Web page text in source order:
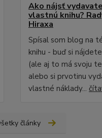
Ako nájsť
vlastnú knihu?
Hiraxa
Spísal som blog na
knihu - buď si
(ale aj to má svoju
alebo si prvotinu
vlastné náklady...
články